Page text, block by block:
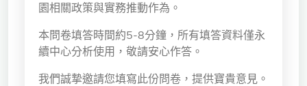
園相關政策與實務推動作為。
本問卷填答時間約5-8分鐘，所有填答資料僅永
續中心分析使用，敬請安心作答。
我們誠摯邀請您填寫此份問卷，提供寶貴意見。